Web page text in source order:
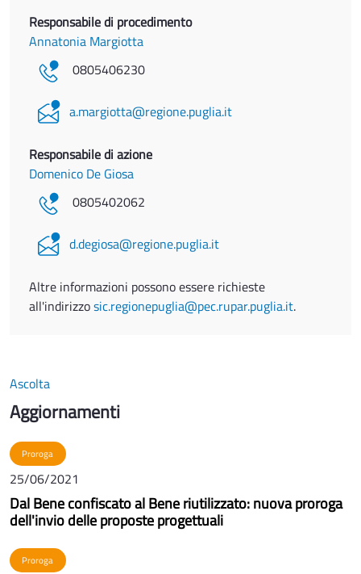
Responsabile di procedimento
Annatonia Margiotta
0805406230
a.margiotta@regione.puglia.it
Responsabile di azione
Domenico De Giosa
0805402062
d.degiosa@regione.puglia.it
Altre informazioni possono essere richieste
all'indirizzosic.regionepuglia@pec.rupar.puglia.it.
Ascolta
Aggiornamenti
Proroga
25/06/2021
Dal Bene confiscato al Bene riutilizzato: nuova proroga
dell'invio delle proposte progettuali
Proroga